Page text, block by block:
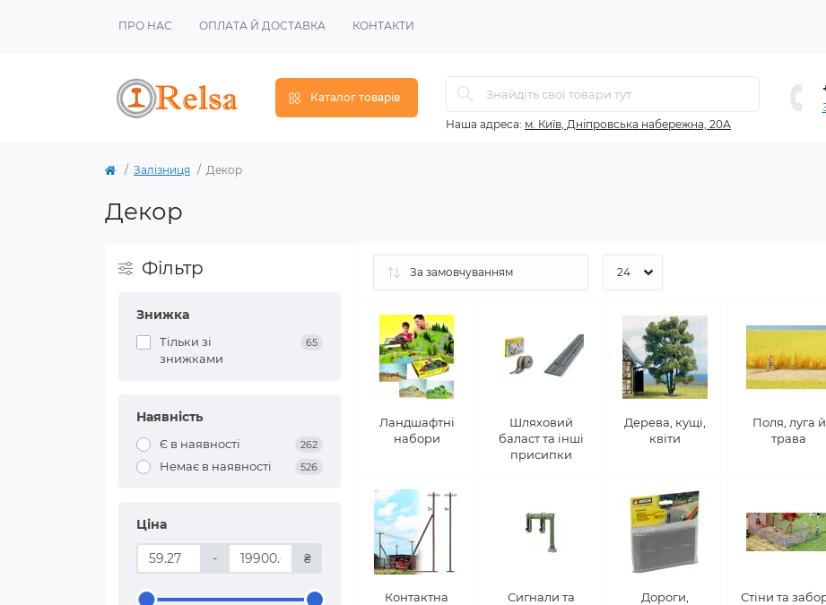
ПРО НАС ОПЛАТА Й ДОСТАВКА КОНТАКТИ
Каталог товарів
Наша адреса: м. Київ, Дніпровська набережна, 20А
Залізниця Декор
Декор
Фільтр
Знижка
Тільки зі
знижками
65
Наявність
Є в наявності 262
Немає в наявності 526
Ціна
- ₴
Ландшафтні
набори
Шляховий
баласт та інші
присипки
Дерева, кущі,
квіти
Поля, луга й
трава
Контактна
Сигнали та
Дороги,
Стіни та